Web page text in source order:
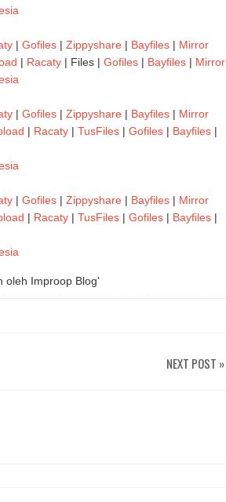
| Gofiles| Zippyshare| Bayfiles| Mirror
| Racaty| Files | Gofiles| Bayfiles| Mirror
| Gofiles| Zippyshare| Bayfiles| Mirror
| Racaty | TusFiles | Gofiles | Bayfiles |
| Gofiles| Zippyshare| Bayfiles| Mirror
| Racaty | TusFiles | Gofiles | Bayfiles |
oleh Improop Blog'
NEXT POST »